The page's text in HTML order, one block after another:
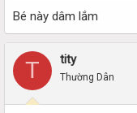
r
Bé này dâm lắm
T tity
Thường Dân